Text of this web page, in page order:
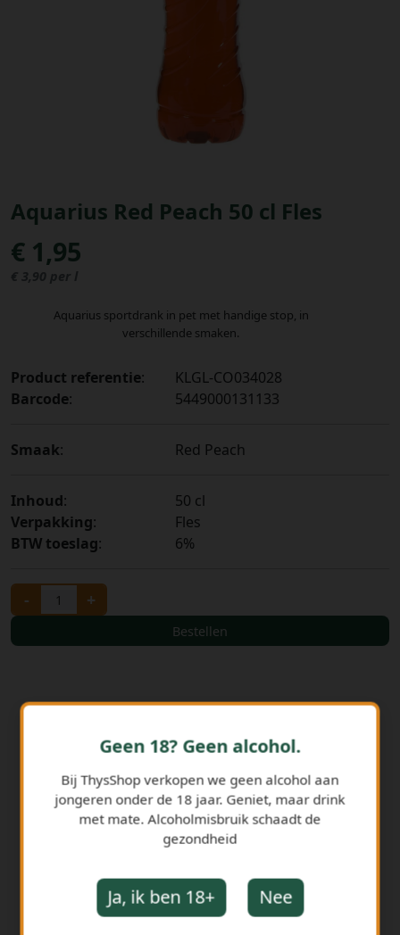
Aquarius Red Peach 50 cl Fles
€ 1,95
€ 3,90 per l
Aquarius sportdrank in pet met handige stop, in
verschillende smaken.
Product referentie:
KLGL-CO034028
Barcode: 5449000131133
Smaak: Red Peach
Inhoud:
50 cl
Verpakking:
Fles
BTW toeslag: 6%
- +
Bestellen
GERELATEERDE PRODUCTEN
Geen 18? Geen alcohol.
Bij ThysShop verkopen we geen alcohol aan
jongeren onder de 18 jaar. Geniet, maar drink
met mate. Alcoholmisbruik schaadt de
gezondheid
Ja, ik ben 18+ Nee